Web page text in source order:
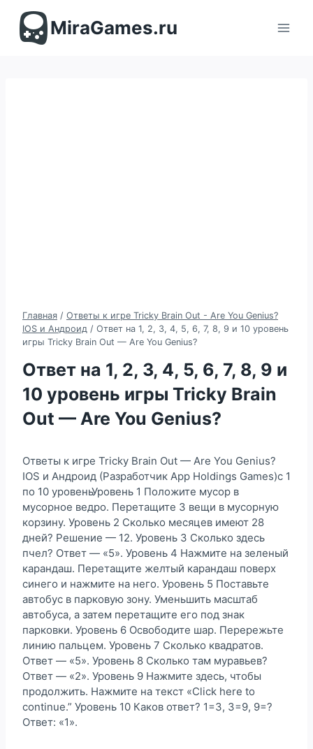
содержимомуMiraGames.ru
Главная / Ответы к игре Tricky Brain Out - Are You Genius?
IOS и Андроид / Ответ на 1, 2, 3, 4, 5, 6, 7, 8, 9 и 10 уровень
игры Tricky Brain Out — Are You Genius?
Ответ на 1, 2, 3, 4, 5, 6, 7, 8, 9 и
10 уровень игры Tricky Brain
Out — Are You Genius?
Ответы к игре Tricky Brain Out — Are You Genius?
IOS и Андроид (Разработчик App Holdings Games)с 1
по 10 уровеньУровень 1 Положите мусор в
мусорное ведро. Перетащите 3 вещи в мусорную
корзину. Уровень 2 Сколько месяцев имеют 28
дней? Решение — 12. Уровень 3 Сколько здесь
пчел? Ответ — «5». Уровень 4 Нажмите на зеленый
карандаш. Перетащите желтый карандаш поверх
синего и нажмите на него. Уровень 5 Поставьте
автобус в парковую зону. Уменьшить масштаб
автобуса, а затем перетащите его под знак
парковки. Уровень 6 Освободите шар. Перережьте
линию пальцем. Уровень 7 Сколько квадратов.
Ответ — «5». Уровень 8 Сколько там муравьев?
Ответ — «2». Уровень 9 Нажмите здесь, чтобы
продолжить. Нажмите на текст «Click here to
continue.” Уровень 10 Каков ответ? 1=3, 3=9, 9=?
Ответ: «1».